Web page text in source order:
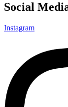
Social
Instagram